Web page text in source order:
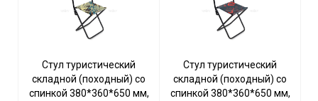
Стул туристический
складной (походный) со
спинкой 380*360*650 мм,
Стул туристический
складной (походный) со
спинкой 380*360*650 мм,